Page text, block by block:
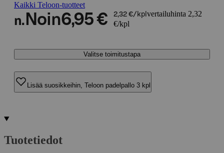
Kaikki Teloon-tuotteet
n. Noin6,95 € 2,32 €/kpl vertailuhinta 2,32
€/kpl
Valitse toimitustapa
Lisää suosikkeihin, Teloon padelpallo 3 kpl
Tuotetiedot